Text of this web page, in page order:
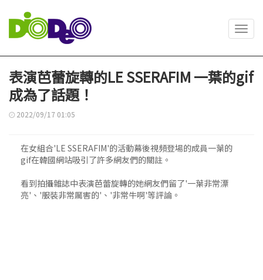
表演芭蕾旋轉的LE SSERAFIM 一葉的gif
成為了話題！
2022/09/17 01:05
在女組合'LE SSERAFIM'的活動幕後視頻登場的成員一葉的
gif在韓國網站吸引了許多網友們的關註。
看到拍攝雜誌中表演芭蕾旋轉的她網友們留了'一葉非常漂
亮'、'服裝非常厲害的'、'非常牛啊'等評論。